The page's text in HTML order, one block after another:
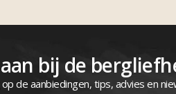
bij de
de aanbiedingen, tips, advies en